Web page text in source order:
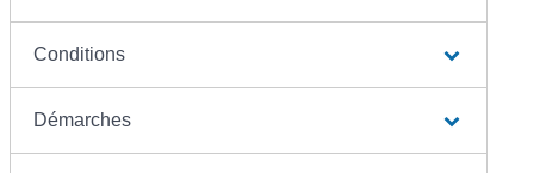
Conditions
Démarches